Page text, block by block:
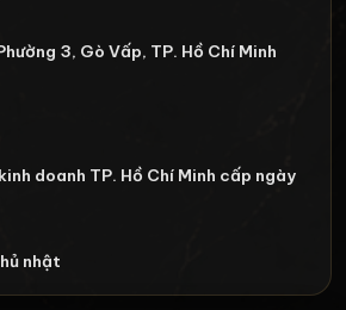
3, Gò Vấp, TP. Hồ Chí Minh
doanh TP. Hồ Chí Minh cấp ngày
nhật